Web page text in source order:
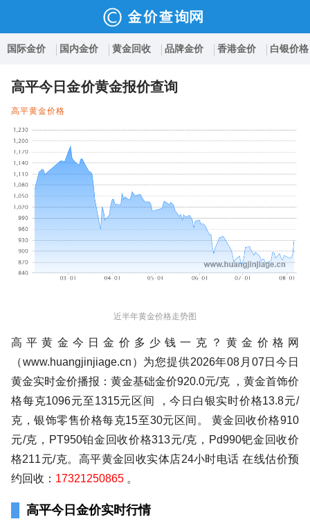
国际金价 国内金价 黄金回收 品牌金价 香港金价 白银价格
高平今日金价黄金报价查询
高平黄金价格
近半年黄金价格走势图
高平黄金今日金价多少钱一克？黄金价格网
（www.huangjinjiage.cn）为您提供2026年08月07日今日
黄金实时金价播报：黄金基础金价920.0元/克 ，黄金首饰价
格每克1096元至1315元区间 ，今日白银实时价格13.8元/
克，银饰零售价格每克15至30元区间。 黄金回收价格910
元/克，PT950铂金回收价格313元/克，Pd990钯金回收价
格211元/克。高平黄金回收实体店24小时电话 在线估价预
约回收： 17321250865 。
高平今日金价实时行情